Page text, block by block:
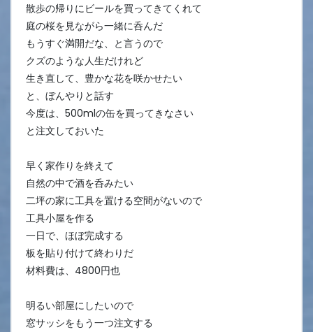
散歩の帰りにビールを買ってきてくれて
庭の桜を見ながら一緒に呑んだ
もうすぐ満開だな、と言うので
クズのような人生だけれど
生き直して、豊かな花を咲かせたい
と、ぼんやりと話す
今度は、500mlの缶を買ってきなさい
と注文しておいた
早く家作りを終えて
自然の中で酒を呑みたい
二坪の家に工具を置ける空間がないので
工具小屋を作る
一日で、ほぼ完成する
板を貼り付けて終わりだ
材料費は、4800円也
明るい部屋にしたいので
窓サッシをもう一つ注文する